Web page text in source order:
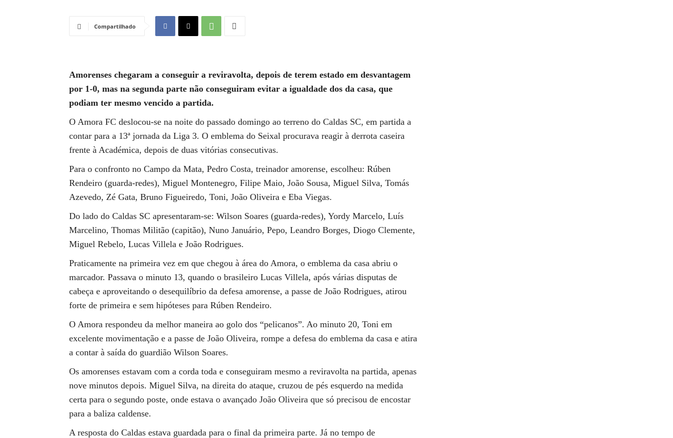
Compartilhado
Amorenses chegaram a conseguir a reviravolta, depois de terem estado em desvantagem
por 1-0, mas na segunda parte não conseguiram evitar a igualdade dos da casa, que
podiam ter mesmo vencido a partida.
O Amora FC deslocou-se na noite do passado domingo ao terreno do Caldas SC, em partida a
contar para a 13ª jornada da Liga 3. O emblema do Seixal procurava reagir à derrota caseira
frente à Académica, depois de duas vitórias consecutivas.
Para o confronto no Campo da Mata, Pedro Costa, treinador amorense, escolheu: Rúben
Rendeiro (guarda-redes), Miguel Montenegro, Filipe Maio, João Sousa, Miguel Silva, Tomás
Azevedo, Zé Gata, Bruno Figueiredo, Toni, João Oliveira e Eba Viegas.
Do lado do Caldas SC apresentaram-se: Wilson Soares (guarda-redes), Yordy Marcelo, Luís
Marcelino, Thomas Militão (capitão), Nuno Januário, Pepo, Leandro Borges, Diogo Clemente,
Miguel Rebelo, Lucas Villela e João Rodrigues.
Praticamente na primeira vez em que chegou à área do Amora, o emblema da casa abriu o
marcador. Passava o minuto 13, quando o brasileiro Lucas Villela, após várias disputas de
cabeça e aproveitando o desequilíbrio da defesa amorense, a passe de João Rodrigues, atirou
forte de primeira e sem hipóteses para Rúben Rendeiro.
O Amora respondeu da melhor maneira ao golo dos “pelicanos”. Ao minuto 20, Toni em
excelente movimentação e a passe de João Oliveira, rompe a defesa do emblema da casa e atira
a contar à saída do guardião Wilson Soares.
Os amorenses estavam com a corda toda e conseguiram mesmo a reviravolta na partida, apenas
nove minutos depois. Miguel Silva, na direita do ataque, cruzou de pés esquerdo na medida
certa para o segundo poste, onde estava o avançado João Oliveira que só precisou de encostar
para a baliza caldense.
A resposta do Caldas estava guardada para o final da primeira parte. Já no tempo de